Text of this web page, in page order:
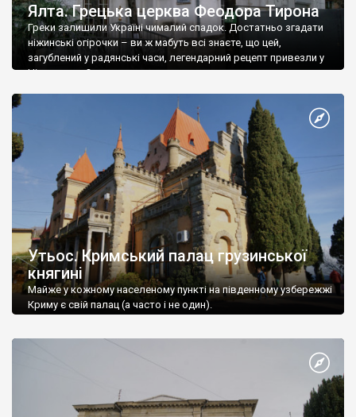
Ялта. Грецька церква Феодора Тирона
Греки залишили Україні чималий спадок. Достатньо згадати
ніжинські огірочки – ви ж мабуть всі знаєте, що цей,
загублений у радянські часи, легендарний рецепт привезли у
Ніжин греки?
Утьос. Кримський палац грузинської
княгині
Майже у кожному населеному пункті на південному узбережжі
Криму є свій палац (а часто і не один).